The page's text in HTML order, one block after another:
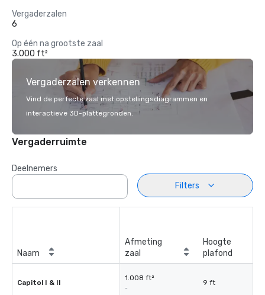
Vergaderzalen
6
Op één na grootste zaal
3.000 ft²
Vergaderzalen verkennen
Vind de perfecte zaal met opstellingsdiagrammen en
interactieve 3D-plattegronden.
Vergaderruimte
Deelnemers
Filters
Naam
Afmeting
zaal
Hoogte
plafond
Capitol I & II
1.008 ft²
-
9 ft